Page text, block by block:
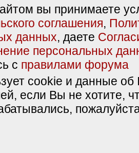
вы принимаете
соглашения,
данных, даете
персональных
с правилами форума
cookie и данные об
если Вы не хотите,